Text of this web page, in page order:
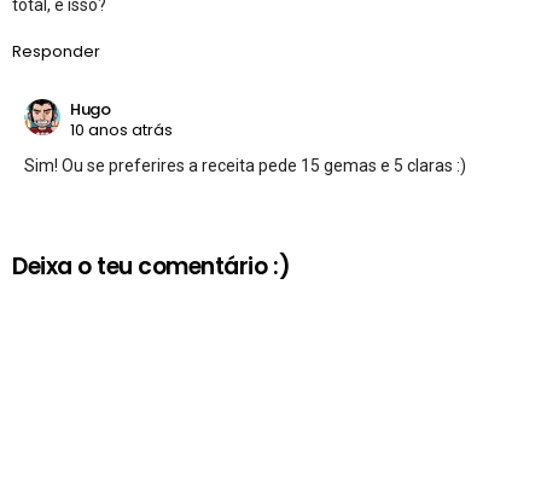
total, é isso?
Responder
Hugo
10 anos atrás
Sim! Ou se preferires a receita pede 15 gemas e 5 claras :)
Deixa o teu comentário :)